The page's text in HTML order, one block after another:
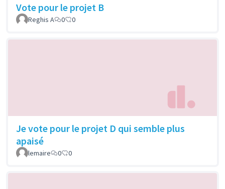
Vote pour le projet B
Reghis A 0 0
Je vote pour le projet D qui semble plus
apaisé
lemaire 0 0